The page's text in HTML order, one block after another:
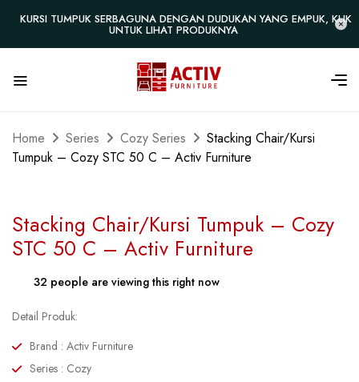
KURSI TUMPUK SERBAGUNA DENGAN DUDUKAN YANG EMPUK, KLIK
UNTUK LIHAT PRODUKNYA
Home Series Cozy Series
Stacking Chair/Kursi
Tumpuk – Cozy STC 50 C – Activ Furniture
Stacking Chair/Kursi Tumpuk – Cozy
STC 50 C – Activ Furniture
32 people are viewing this right now
Detail Produk:
Brand : Activ Furniture
Series : Cozy